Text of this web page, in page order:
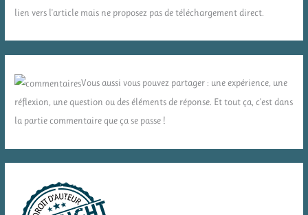
lien vers l'article mais ne proposez pas de téléchargement direct.
Vous aussi vous pouvez partager : une expérience, une
réflexion, une question ou des éléments de réponse. Et tout ça, c'est dans
la partie commentaire que ça se passe !